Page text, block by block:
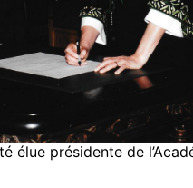
élue présidente de